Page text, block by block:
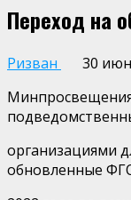
Переход на
Ризван
30
организациями
обновленные